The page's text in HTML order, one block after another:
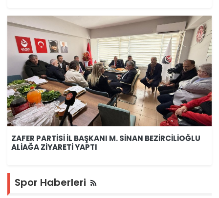
ZAFER PARTİSİ İL BAŞKANI M. SİNAN BEZİRCİLİOĞLU
ALİAĞA ZİYARETİ YAPTI
Spor Haberleri